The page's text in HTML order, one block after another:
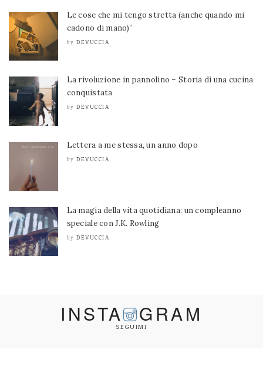
Le cose che mi tengo stretta (anche quando mi
cadono di mano)”
by DEVUCCIA
La rivoluzione in pannolino – Storia di una cucina
conquistata
by DEVUCCIA
Lettera a me stessa, un anno dopo
by DEVUCCIA
La magia della vita quotidiana: un compleanno
speciale con J.K. Rowling
by DEVUCCIA
INSTA GRAM
SEGUIMI